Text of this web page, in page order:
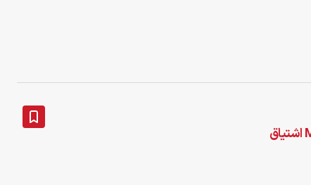
لارنس فیشبرن برای نقش‌آفرینی پروفسور ایکس در MCU اشتیاق